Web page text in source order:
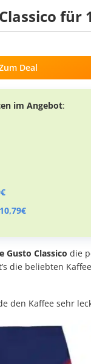
für
Deal
im Angebot:
Gusto Classico die
die beliebten
den Kaffee sehr